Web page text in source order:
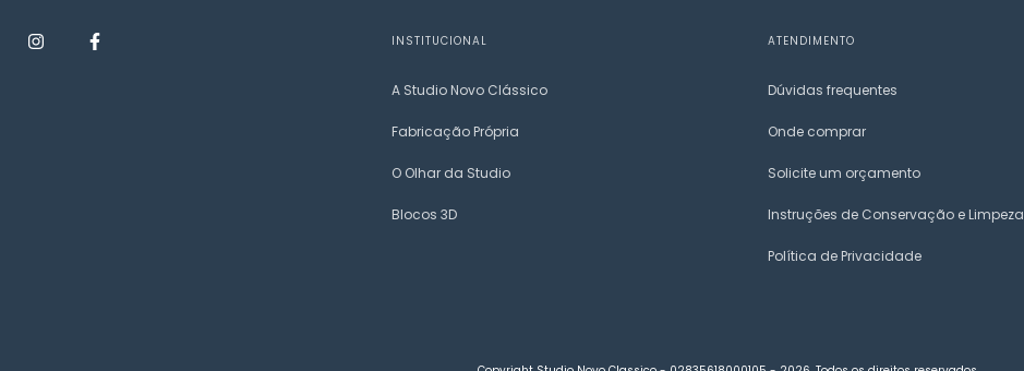
INSTITUCIONAL
A Studio Novo Clássico
Fabricação Própria
O Olhar da Studio
Blocos 3D
ATENDIMENTO
Dúvidas frequentes
Onde comprar
Solicite um orçamento
Instruções de Conservação e Limpeza
Política de Privacidade